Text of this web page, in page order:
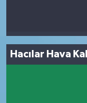
Hacılar Hava